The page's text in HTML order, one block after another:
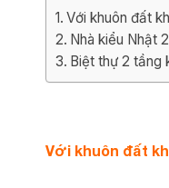
Với khuôn đất
Nhà kiểu Nhật
Biệt thự 2 tầng
Với khuôn đất